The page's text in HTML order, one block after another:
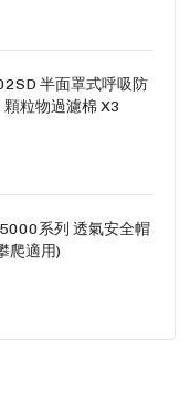
半面罩式呼吸防
粒物過濾棉 X3
HF-800SD 系列
系列 透氣安全帽
爬適用)